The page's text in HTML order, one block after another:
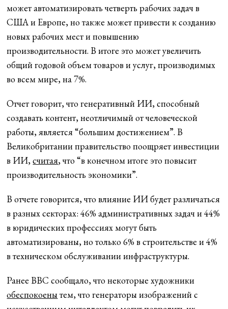
может автоматизировать четверть рабочих задач в
США и Европе, но также может привести к созданию
новых рабочих мест и повышению
производительности. В итоге это может увеличить
общий годовой объем товаров и услуг, производимых
во всем мире, на 7%.
Отчет говорит, что генеративный ИИ, способный
создавать контент, неотличимый от человеческой
работы, является “большим достижением”. В
Великобритании правительство поощряет инвестиции
в ИИ,считая, что “в конечном итоге это повысит
производительность экономики”.
В отчете говорится, что влияние ИИ будет различаться
в разных секторах: 46% административных задач и 44%
в юридических профессиях могут быть
автоматизированы, но только 6% в строительстве и 4%
в техническом обслуживании инфраструктуры.
Ранее BBC сообщало, что некоторые художники
обеспокоены тем, что генераторы изображений с